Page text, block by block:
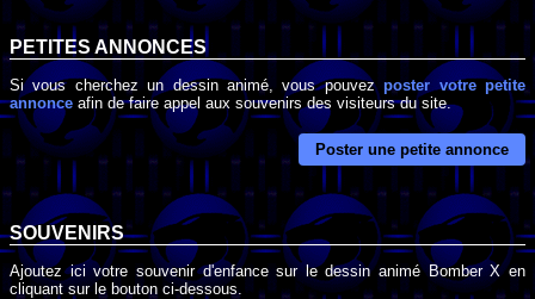
PETITES ANNONCES
Si vous cherchez un dessin animé, vous pouvezposter votre petite
annonce afin de faire appel aux souvenirs des visiteurs du site.
Poster une petite annonce
SOUVENIRS
Ajoutez ici votre souvenir d'enfance sur le dessin animé Bomber X en
cliquant sur le bouton ci-dessous.